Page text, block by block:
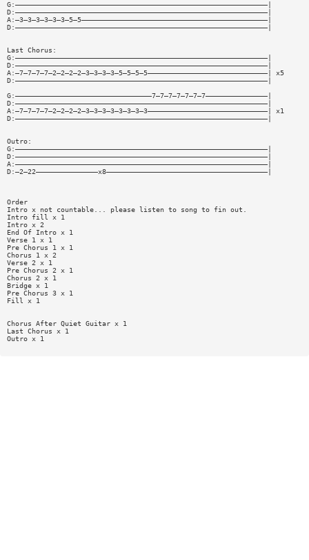
G:—————————————————————————————————————————————————————————————|
D:—————————————————————————————————————————————————————————————|
A:—3—3—3—3—3—3—5—5—————————————————————————————————————————————|
D:—————————————————————————————————————————————————————————————|
Last Chorus:
G:—————————————————————————————————————————————————————————————|
D:—————————————————————————————————————————————————————————————|
A:—7—7—7—7—2—2—2—2—3—3—3—3—5—5—5—5—————————————————————————————| x5
D:—————————————————————————————————————————————————————————————|
G:—————————————————————————————————7—7—7—7—7—7—7———————————————|
D:—————————————————————————————————————————————————————————————|
A:—7—7—7—7—2—2—2—2—3—3—3—3—3—3—3—3—————————————————————————————| x1
D:—————————————————————————————————————————————————————————————|
Outro:
G:—————————————————————————————————————————————————————————————|
D:—————————————————————————————————————————————————————————————|
A:—————————————————————————————————————————————————————————————|
D:—2—22———————————————x8———————————————————————————————————————|
Order
Intro x not countable... please listen to song to fin out.
Intro fill x 1
Intro x 2
End Of Intro x 1
Verse 1 x 1
Pre Chorus 1 x 1
Chorus 1 x 2
Verse 2 x 1
Pre Chorus 2 x 1
Chorus 2 x 1
Bridge x 1
Pre Chorus 3 x 1
Fill x 1
Chorus After Quiet Guitar x 1
Last Chorus x 1
Outro x 1